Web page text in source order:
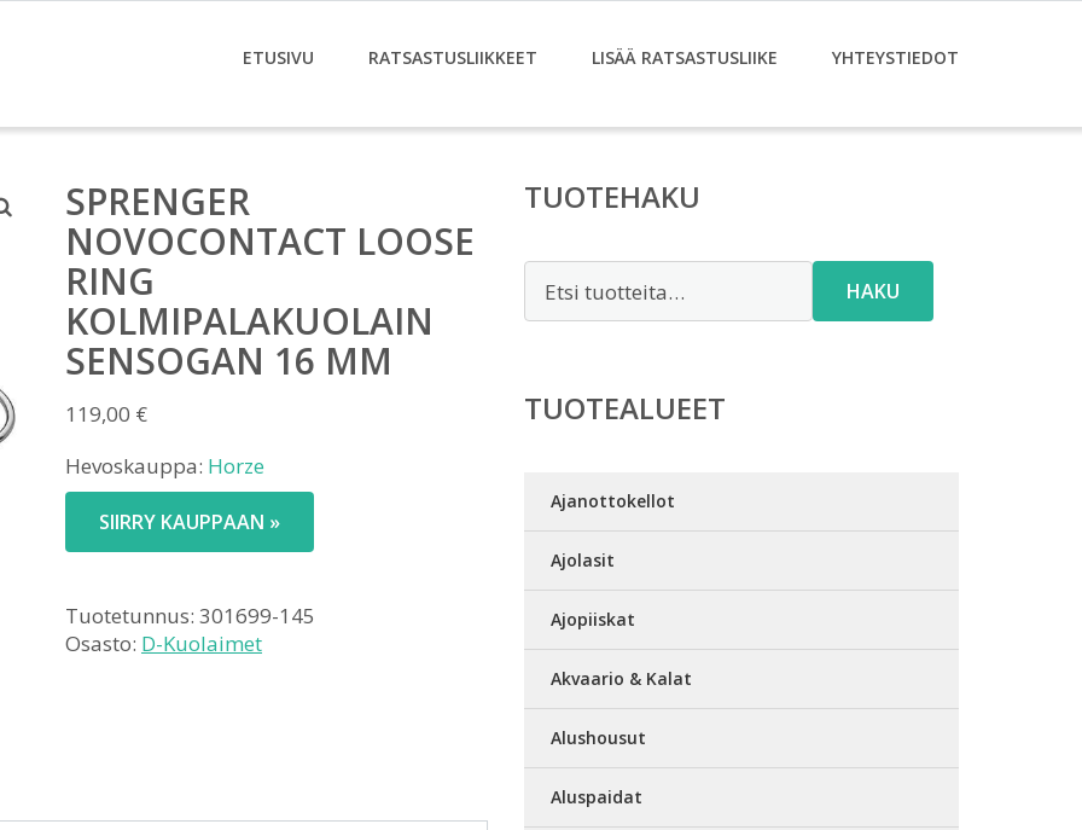
ETUSIVU RATSASTUSLIIKKEET LISÄÄ RATSASTUSLIIKE YHTEYSTIEDOT
SPRENGER
NOVOCONTACT LOOSE
RING
KOLMIPALAKUOLAIN
SENSOGAN 16 MM
119,00 €
Hevoskauppa: Horze
SIIRRY KAUPPAAN »
Tuotetunnus: 301699-145
Osasto: D-Kuolaimet
TUOTEHAKU
HAKU
TUOTEALUEET
Ajanottokellot
Ajolasit
Ajopiiskat
Akvaario & Kalat
Alushousut
Aluspaidat